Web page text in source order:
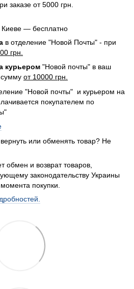
заказе от 5000 грн.
Киеве — бесплатно
в отделение "Новой Почты" - при
грн.
курьером "Новой почты" в ваш
сумму от 10000 грн.
"Новой почты" и курьером на
покупателем по
или обменять товар? Не
обмен и возврат товаров,
законодательству Украины
покупки.